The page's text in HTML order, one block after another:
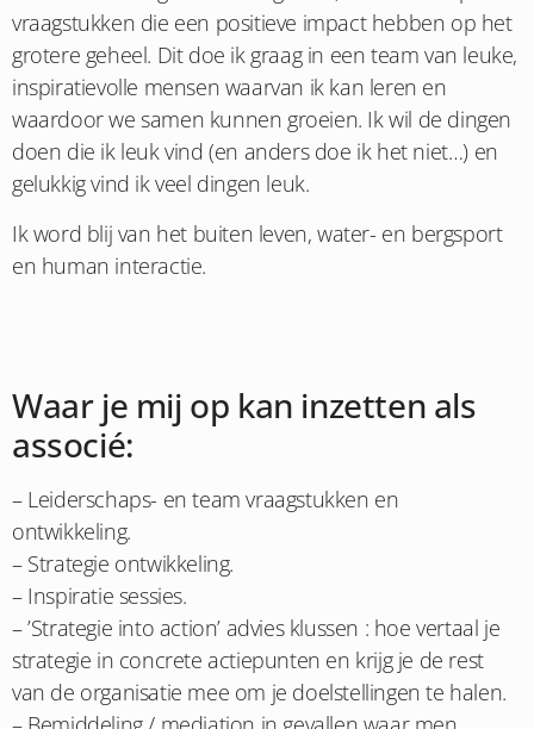
vraagstukken die een positieve impact hebben op het
grotere geheel. Dit doe ik graag in een team van leuke,
inspiratievolle mensen waarvan ik kan leren en
waardoor we samen kunnen groeien. Ik wil de dingen
doen die ik leuk vind (en anders doe ik het niet…) en
gelukkig vind ik veel dingen leuk.
Ik word blij van het buiten leven, water- en bergsport
en human interactie.
Waar je mij op kan inzetten als
associé:
– Leiderschaps- en team vraagstukken en
ontwikkeling.
– Strategie ontwikkeling.
– Inspiratie sessies.
– ’Strategie into action’ advies klussen : hoe vertaal je
strategie in concrete actiepunten en krijg je de rest
van de organisatie mee om je doelstellingen te halen.